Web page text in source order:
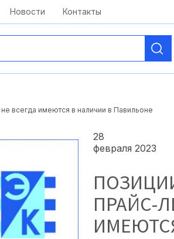
c 08:00 до 20:00
Новости Контакты
всегда имеются в наличии в Павильоне
28
февраля 2023
ПРАЙС-